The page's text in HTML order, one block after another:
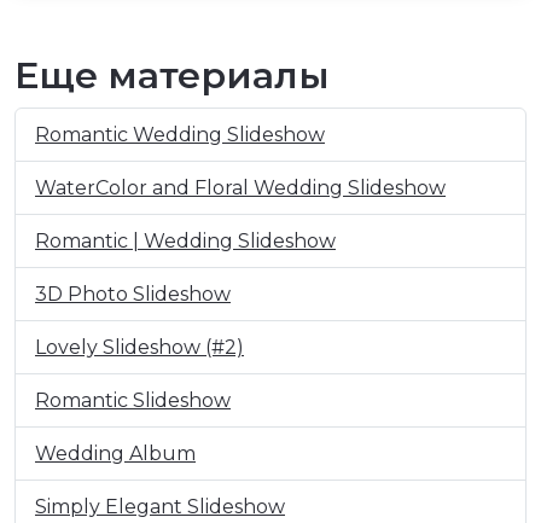
Еще материалы
Romantic Wedding Slideshow
WaterColor and Floral Wedding Slideshow
Romantic | Wedding Slideshow
3D Photo Slideshow
Lovely Slideshow (#2)
Romantic Slideshow
Wedding Album
Simply Elegant Slideshow